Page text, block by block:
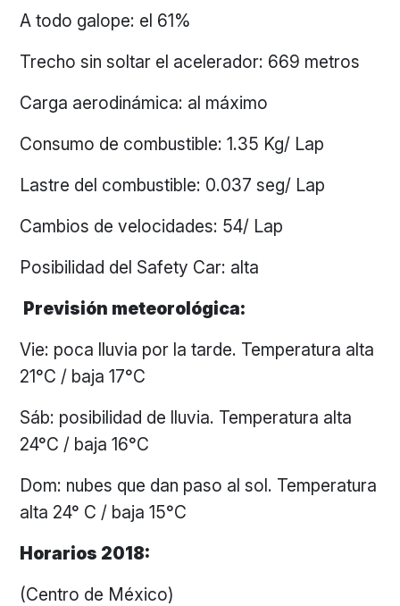
A todo galope: el 61%
Trecho sin soltar el acelerador: 669 metros
Carga aerodinámica: al máximo
Consumo de combustible: 1.35 Kg/ Lap
Lastre del combustible: 0.037 seg/ Lap
Cambios de velocidades: 54/ Lap
Posibilidad del Safety Car: alta
Previsión meteorológica:
Vie: poca lluvia por la tarde. Temperatura alta
21°C / baja 17°C
Sáb: posibilidad de lluvia. Temperatura alta
24°C / baja 16°C
Dom: nubes que dan paso al sol. Temperatura
alta 24° C / baja 15°C
Horarios 2018:
(Centro de México)